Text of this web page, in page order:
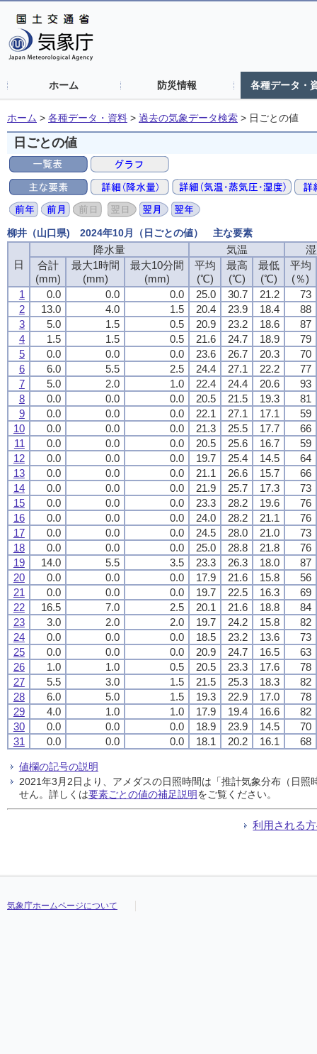
ホーム 防災情報 各種データ・
ホーム > 各種データ・資料 > 過去の気象データ検索 > 日ごとの値
日ごとの値
柳井（山口県) 2024年10月（日ごとの値） 主な要素
日
降水量 気温
合計
(mm)
最大1時間
(mm)
最大10分間
(mm)
平均
(℃)
最高
(℃)
最低
(℃)
平均
(％)
1
0.0 0.0 0.0 25.0 30.7 21.2
73
2
13.0 4.0 1.5 20.4 23.9 18.4
88
3
5.0 1.5 0.5 20.9 23.2 18.6
87
4
1.5 1.5 0.5 21.6 24.7 18.9
79
5
0.0 0.0 0.0 23.6 26.7 20.3
70
6
6.0 5.5 2.5 24.4 27.1 22.2
77
7
5.0 2.0 1.0 22.4 24.4 20.6
93
8
0.0 0.0 0.0 20.5 21.5 19.3
81
9
0.0 0.0 0.0 22.1 27.1 17.1
59
10
0.0 0.0 0.0 21.3 25.5 17.7
66
11
0.0 0.0 0.0 20.5 25.6 16.7
59
12
0.0 0.0 0.0 19.7 25.4 14.5
64
13
0.0 0.0 0.0 21.1 26.6 15.7
66
14
0.0 0.0 0.0 21.9 25.7 17.3
73
15
0.0 0.0 0.0 23.3 28.2 19.6
76
16
0.0 0.0 0.0 24.0 28.2 21.1
76
17
0.0 0.0 0.0 24.5 28.0 21.0
73
18
0.0 0.0 0.0 25.0 28.8 21.8
76
19
14.0 5.5 3.5 23.3 26.3 18.0
87
20
0.0 0.0 0.0 17.9 21.6 15.8
56
21
0.0 0.0 0.0 19.7 22.5 16.3
69
22
16.5 7.0 2.5 20.1 21.6 18.8
84
23
3.0 2.0 2.0 19.7 24.2 15.8
82
24
0.0 0.0 0.0 18.5 23.2 13.6
73
25
0.0 0.0 0.0 20.9 24.7 16.5
63
26
1.0 1.0 0.5 20.5 23.3 17.6
78
27
5.5 3.0 1.5 21.5 25.3 18.3
82
28
6.0 5.0 1.5 19.3 22.9 17.0
78
29
4.0 1.0 1.0 17.9 19.4 16.6
82
30
0.0 0.0 0.0 18.9 23.9 14.5
70
31
0.0 0.0 0.0 18.1 20.2 16.1 68
値欄の記号の説明
2021年3月2日より、アメダスの日照時間は「推計気象分布（日
せん。詳しくは要素ごとの値の補足説明をご覧ください。
利用される
気象庁ホームページについて